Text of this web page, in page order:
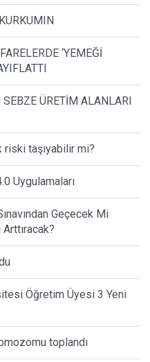
‘YEMEĞİ
SEBZE ÜRETİM ALANLARI
taşıyabilir mi?
Uygulamaları
Geçecek Mi
Öğretim Üyesi 3 Yeni
toplandı